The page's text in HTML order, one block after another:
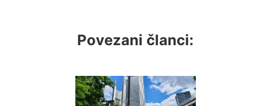
Povezani članci: